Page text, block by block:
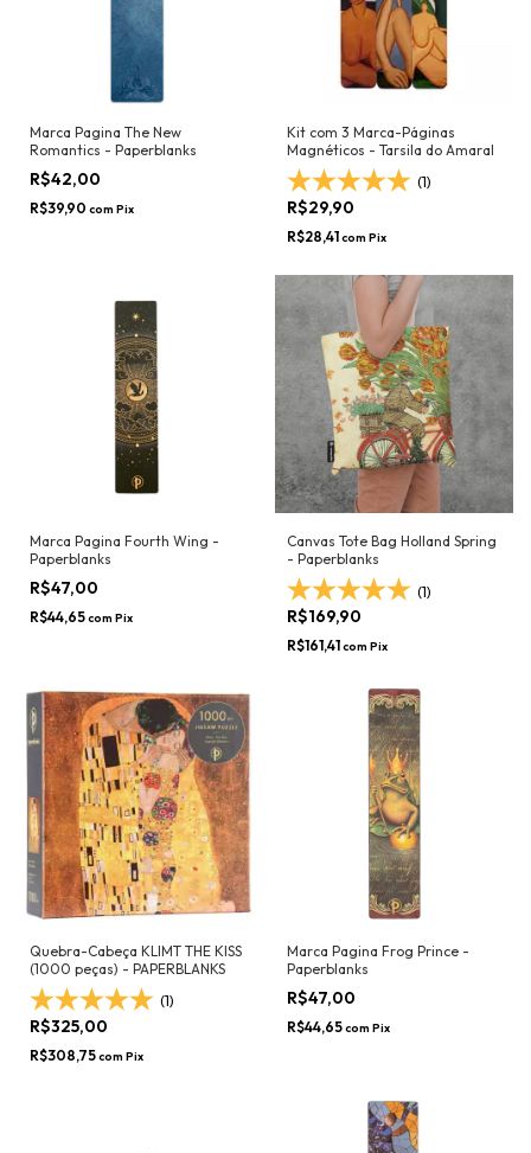
Marca Pagina The New
Romantics - Paperblanks
R$42,00
R$39,90 com Pix
Kit com 3 Marca-Páginas
Magnéticos - Tarsila do Amaral
(1)
R$29,90
R$28,41com Pix
Marca Pagina Fourth Wing -
Paperblanks
R$47,00
R$44,65com Pix
Canvas Tote Bag Holland Spring
- Paperblanks
(1)
R$169,90
R$161,41com Pix
Quebra-Cabeça KLIMT THE KISS
(1000 peças) - PAPERBLANKS
(1)
R$325,00
R$308,75com Pix
Marca Pagina Frog Prince -
Paperblanks
R$47,00
R$44,65com Pix